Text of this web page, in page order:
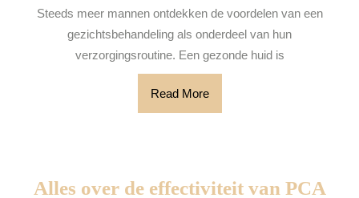
Steeds meer mannen ontdekken de voordelen van een
gezichtsbehandeling als onderdeel van hun
verzorgingsroutine. Een gezonde huid is
Read MoreRead
More
Alles over de effectiviteit van PCA